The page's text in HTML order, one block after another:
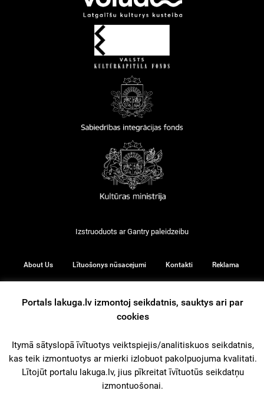
Izstruoduots arGantry paleidzeibu
About Us Lītuošonys nūsacejumi Kontakti Reklama
© 2026
iz augšu
Portals lakuga.lv izmontoj seikdatnis, sauktys ari par
cookies
Itymā sātyslopā īvītuotys veiktspiejis/analitiskuos seikdatnis,
kas teik izmontuotys ar mierki izlobuot pakolpuojuma kvalitati.
Lītojūt portalu lakuga.lv, jius pīkreitat īvītuotūs seikdatņu
izmontuošonai.